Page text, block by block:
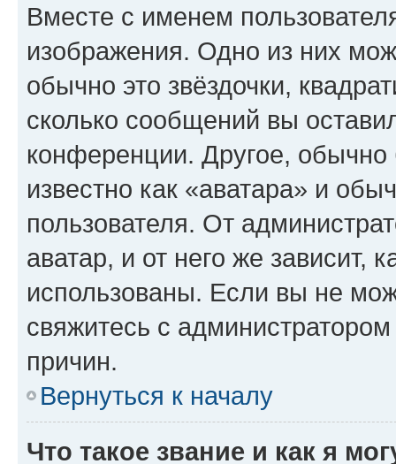
Вместе с именем
изображения. Одно из них
обычно это звёздочки,
сколько сообщений вы
конференции. Другое,
известно как «аватара» и
пользователя. От
аватар, и от него же зависит,
использованы. Если вы не
свяжитесь с
причин.
Вернуться к началу
Что такое звание и как я